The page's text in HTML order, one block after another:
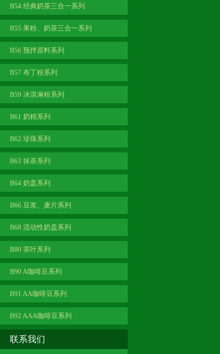
B54 经典奶茶三合一系列
B55 果粉、奶茶三合一系列
B56 预拌原料系列
B57 布丁粉系列
B59 冰淇淋粉系列
B61 奶精系列
B62 珍珠系列
B63 抹茶系列
B64 奶盖系列
B66 豆浆、麦片系列
B68 流动性奶盖系列
B80 茶叶系列
B90 A咖啡豆系列
B91 AA咖啡豆系列
B92 AAA咖啡豆系列
联系我们